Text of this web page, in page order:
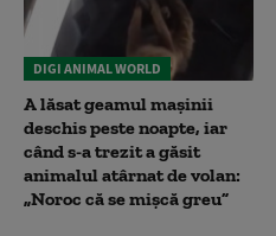
DIGI ANIMAL WORLD
A lăsat geamul mașinii
deschis peste noapte, iar
când s-a trezit a găsit
animalul atârnat de volan:
„Noroc că se mișcă greu”